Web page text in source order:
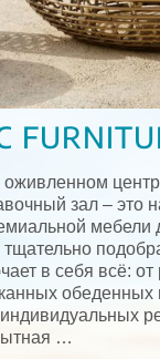
зал – это
мебели
в себя всё:
обеденных
…